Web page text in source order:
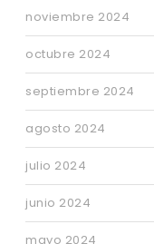
noviembre 2024
octubre 2024
septiembre 2024
agosto 2024
julio 2024
junio 2024
mayo 2024